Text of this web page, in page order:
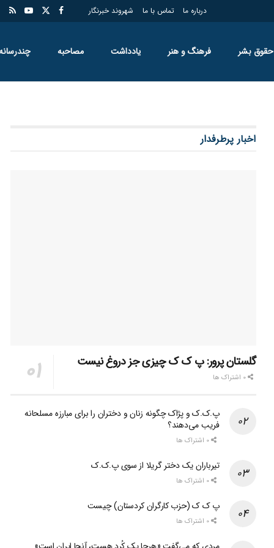
درباره ما تماس با ما شهروند خبرنگار
حقوق بشر فرهنگ و هنر یادداشت مصاحبه
اخبار پرطرفدار
گلستان پرور: پ ک ک چیزی جز دروغ نیست
0 اشتراک ها
پ.ک.ک و پژاک چگونه زنان و دختران را برای مبارزه مسلحانه
فریب می‌دهند؟
0 اشتراک ها
تیرباران یک دختر گریلا از سوی پ.ک.ک
0 اشتراک ها
پ ک ک (حزب کارگران کردستان) چیست
0 اشتراک ها